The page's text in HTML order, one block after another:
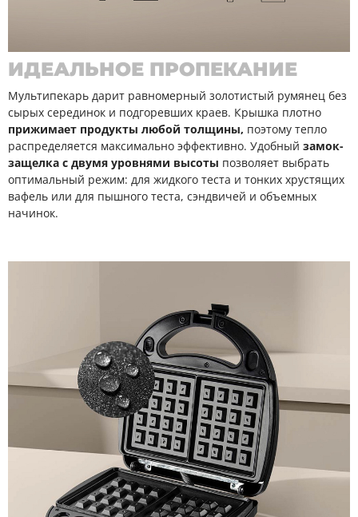
ИДЕАЛЬНОЕ ПРОПЕКАНИЕ
Мультипекарь дарит равномерный золотистый румянец без
сырых серединок и подгоревших краев. Крышка плотно
прижимает продукты любой толщины, поэтому тепло
распределяется максимально эффективно. Удобный замок-
защелка с двумя уровнями высоты позволяет выбрать
оптимальный режим: для жидкого теста и тонких хрустящих
вафель или для пышного теста, сэндвичей и объемных
начинок.